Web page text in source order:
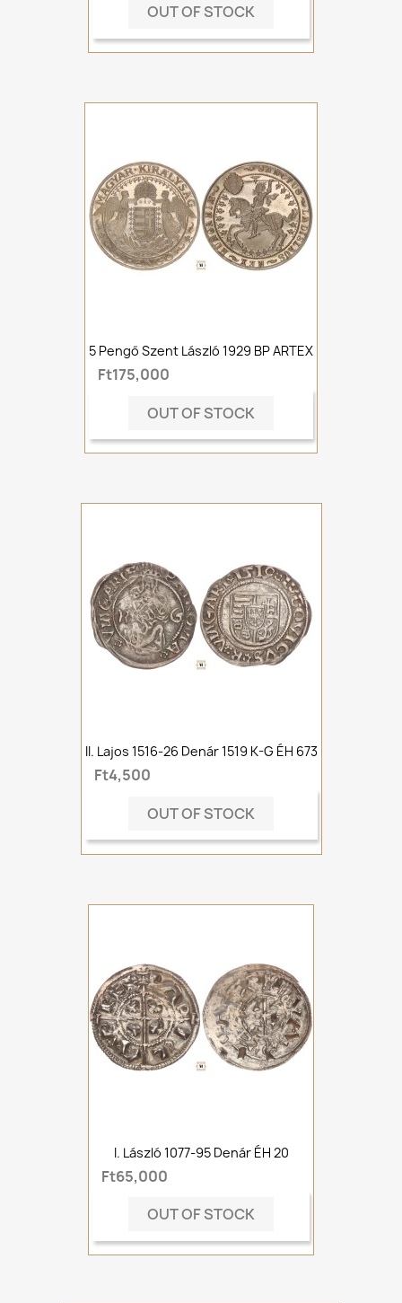
OUT OF STOCK
5 Pengő Szent László 1929 BP ARTEX
Ft175,000
OUT OF STOCK
II. Lajos 1516-26 Denár 1519 K-G ÉH 673
Ft4,500
OUT OF STOCK
I. László 1077-95 Denár ÉH 20
Ft65,000
OUT OF STOCK